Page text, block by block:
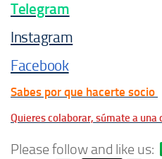
Telegram
Instagram
Facebook
Sabes por que hacerte socio
Quieres colaborar, súmate a
Please follow and like us: